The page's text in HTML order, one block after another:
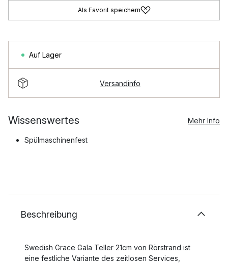
Als Favorit speichern
Auf Lager
Versandinfo
Wissenswertes Mehr Info
Spülmaschinenfest
Beschreibung
Swedish Grace Gala Teller 21cm von Rörstrand ist
eine festliche Variante des zeitlosen Services,